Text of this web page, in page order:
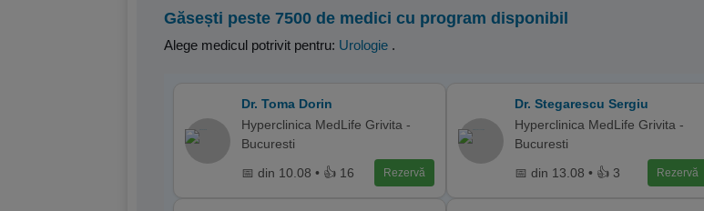
Găsești peste 7500 de medici cu program disponibil
Alege medicul potrivit pentru: Urologie .
Dr. Toma Dorin
Hyperclinica MedLife Grivita -
Bucuresti
📅 din 10.08 • 👍 16
Rezervă
Dr. Stegarescu Sergiu
Hyperclinica MedLife Grivita -
Bucuresti
📅 din 13.08 • 👍 3
Rezervă